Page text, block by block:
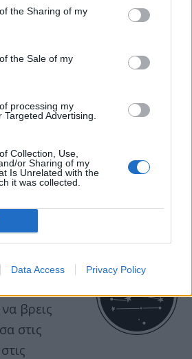
the Sharing of my
the Sale of my
processing my
Advertising.
Collection, Use,
or Sharing of my
Is Unrelated with the
it was collected.
Data Access Privacy Policy
προσοχή
και μια
το ηθικό
ζήτημα
που δεν το
βρεις
στις